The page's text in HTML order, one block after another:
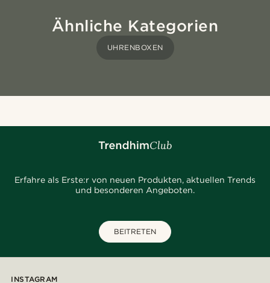
Ähnliche Kategorien
UHRENBOXEN
Erfahre als Erste:r von neuen Produkten, aktuellen Trends
und besonderen Angeboten.
BEITRETEN
INSTAGRAM